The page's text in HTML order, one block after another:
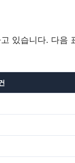
있습니다. 다음